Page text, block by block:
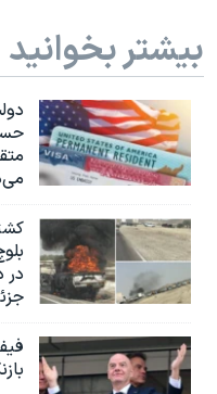
بیشتر بخوانید
در